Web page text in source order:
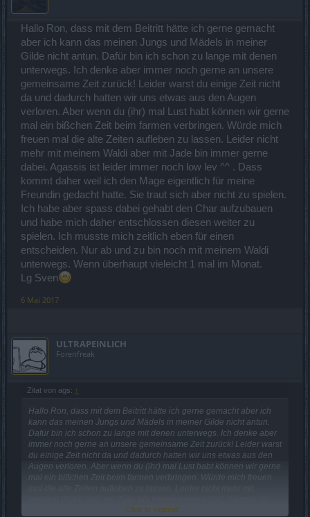
Hallo Ron, dass mit dem Beitritt hätte ich gerne gemacht
aber ich kann das meinen Jungs und Mädels in meiner
Gilde nicht antun. Dafür bin ich schon zu lange mit denen
unterwegs. Ich denke aber immer noch gerne an unsere
gemeinsame Zeit zurück! Leider warst du einige Zeit nicht
da und dadurch hatten wir uns etwas aus den Augen
verloren. Aber wenn du (ihr) mal Lust habt können wir gerne
mal ein bißchen Zeit beim farmen verbringen. Würde mich
freuen mal die alte Zeiten aufleben zu lassen. Leider nicht
mehr mit meinem Waldi aber mit Jade bin immer gerne
dabei. Agassis ist leider immer noch low lev ^^ . Dass
kommt daher weil ich den Mage eigentlich für meine
Freundin gedacht hatte. Sie traut sich aber nicht zu spielen.
Ich habe aber spass dabei gehabt den Char aufzubauen
und habe mich daher entschlossen diesen weiter zu
spielen. Ich musste mich zeitlich eben für einen
entscheiden. Nur ab und zu bin noch mit meinem Waldi
unterwegs. Wenn überhaupt vieleicht 1 mal im Monat.
Lg Sven
6 Mai 2017
ULTRAPEINLICH
Forenfreak
Zitat von ags: ↑
Hallo Ron, dass mit dem Beitritt hätte ich gerne gemacht aber ich
kann das meinen Jungs und Mädels in meiner Gilde nicht antun.
Dafür bin ich schon zu lange mit denen unterwegs. Ich denke aber
immer noch gerne an unsere gemeinsame Zeit zurück! Leider warst
du einige Zeit nicht da und dadurch hatten wir uns etwas aus den
Augen verloren. Aber wenn du (ihr) mal Lust habt können wir gerne
mal ein bißchen Zeit beim farmen verbringen. Würde mich freuen
leider immer noch low lev ^^ . Dass kommt daher weil ich den
Click to expand...